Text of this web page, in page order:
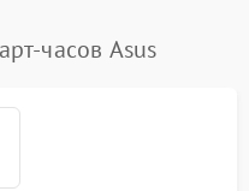
часов Asus